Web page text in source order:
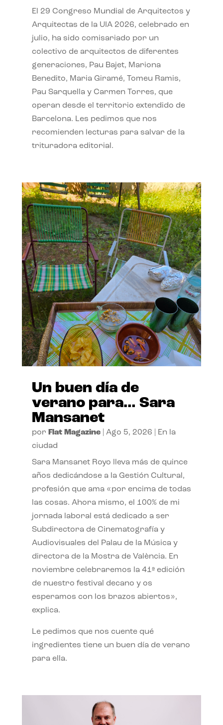
El 29 Congreso Mundial de Arquitectos y
Arquitectas de la UIA 2026, celebrado en
julio, ha sido comisariado por un
colectivo de arquitectos de diferentes
generaciones, Pau Bajet, Mariona
Benedito, Maria Giramé, Tomeu Ramis,
Pau Sarquella y Carmen Torres, que
operan desde el territorio extendido de
Barcelona. Les pedimos que nos
recomienden lecturas para salvar de la
trituradora editorial.
Un buen día de
verano para… Sara
Mansanet
por Flat Magazine| Ago 5, 2026
En la
ciudad
Sara Mansanet Royo lleva más de quince
años dedicándose a la Gestión Cultural,
profesión que ama «por encima de todas
las cosas. Ahora mismo, el 100% de mi
jornada laboral está dedicado a ser
Subdirectora de Cinematografía y
Audiovisuales del Palau de la Música y
directora de la Mostra de València. En
noviembre celebraremos la 41ª edición
de nuestro festival decano y os
esperamos con los brazos abiertos»,
explica.
Le pedimos que nos cuente qué
ingredientes tiene un buen día de verano
para ella.